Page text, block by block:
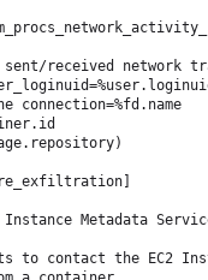
sent/received network
connection=%fd.name
Metadata
to contact the EC2